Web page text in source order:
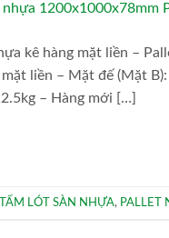
kê hàng mặt liền –
liền – Mặt đế (Mặt
– Hàng mới […]
TẤM LÓT SÀN NHỰA, PALLET